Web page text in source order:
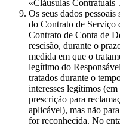
«Cláusulas Contratuais
Os seus dados
do Contrato de Serviço
Contrato de Conta de
rescisão, durante o
medida em que o
legítimo do
tratados durante o
interesses legítimos
prescrição para
aplicável), mas não
for reconhecida. No